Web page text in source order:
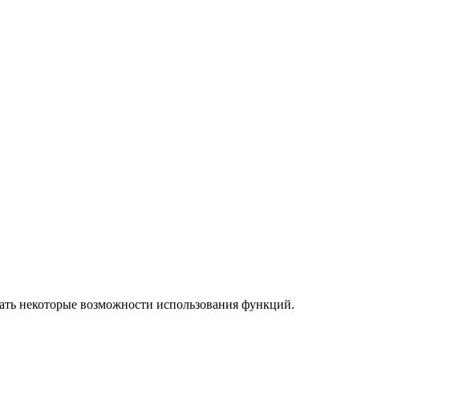
некоторые возможности использования функций.